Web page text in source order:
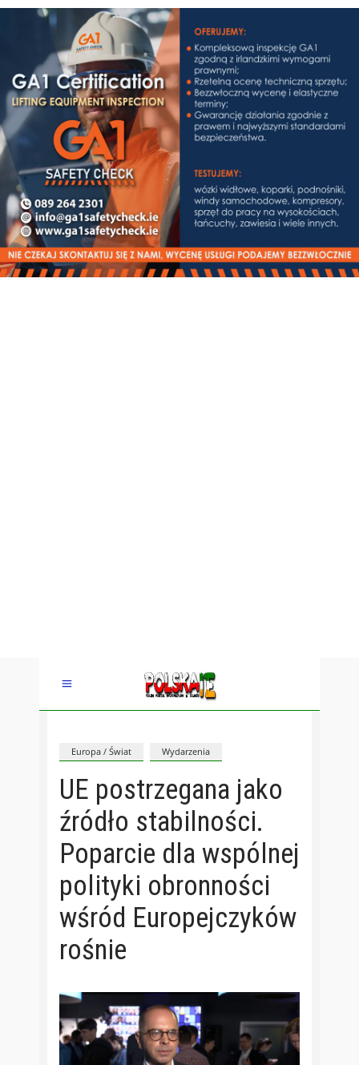
Europa / Świat Wydarzenia
UE postrzegana jako
źródło stabilności.
Poparcie dla wspólnej
polityki obronności
wśród Europejczyków
rośnie